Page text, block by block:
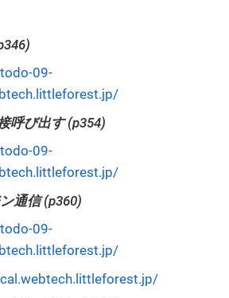
09-
呼び出す (p354)
09-
通信 (p360)
09-